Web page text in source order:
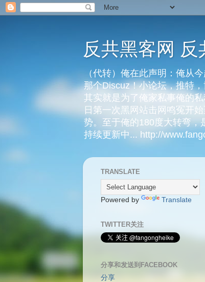
反共黑客网
（代转）俺在此声明：俺从
那个Discuz！小论坛，推特
其实就是为了俺家私事俺的
日第一次黑网站击网鸣冤开
势。至于俺的180度大转弯，
持续更新中... http://
TRANSLATE
Powered by Translate
TWITTER关注
分享和发送到FACEBOOK
分享